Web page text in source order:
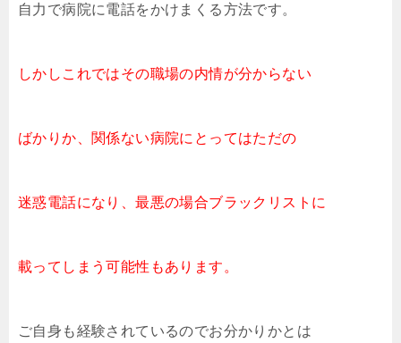
自力で病院に電話をかけまくる方法です。
しかしこれではその職場の内情が分からない
ばかりか、関係ない病院にとってはただの
迷惑電話になり、最悪の場合ブラックリストに
載ってしまう可能性もあります。
ご自身も経験されているのでお分かりかとは